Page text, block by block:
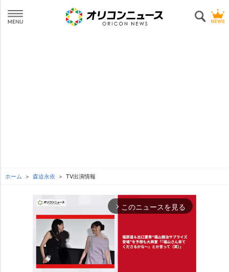
ホーム 森迫永依 TV出演情報
arrow_forward_ios このニュースを見る